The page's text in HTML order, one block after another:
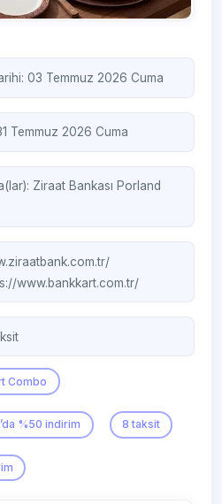
03 Temmuz 2026 Cuma
Temmuz 2026 Cuma
Ziraat Bankası Porland
www.bankkart.com.tr/
Combo
%50 indirim 8 taksit